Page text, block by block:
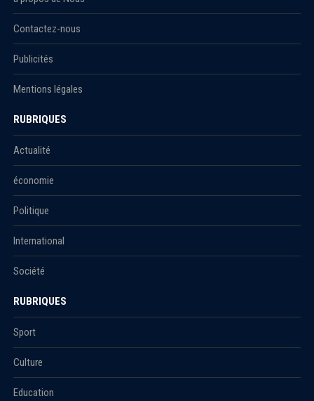
Contactez-nous
Publicités
Mentions légales
RUBRIQUES
Actualité
économie
Politique
International
Société
RUBRIQUES
Sport
Culture
Education